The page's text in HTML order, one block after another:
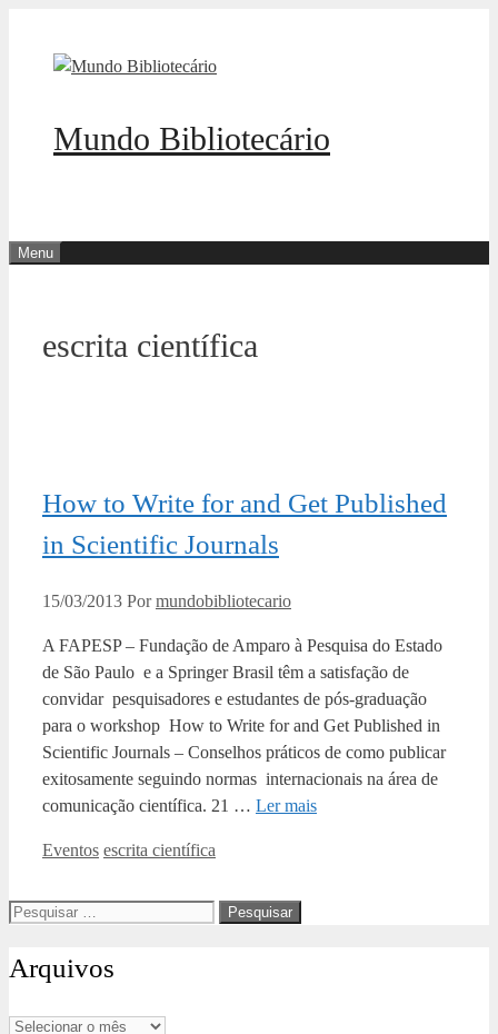
Mundo Bibliotecário
Menu
escrita científica
How to Write for and Get Published
in Scientific Journals
15/03/2013 Pormundobibliotecario
A FAPESP – Fundação de Amparo à Pesquisa do Estado
de São Paulo e a Springer Brasil têm a satisfação de
convidar pesquisadores e estudantes de pós-graduação
para o workshop How to Write for and Get Published in
Scientific Journals – Conselhos práticos de como publicar
exitosamente seguindo normas internacionais na área de
comunicação científica. 21 … Ler mais
Categorias
Eventos Tags
escrita científica
Pesquisar
Arquivos
Arquivos